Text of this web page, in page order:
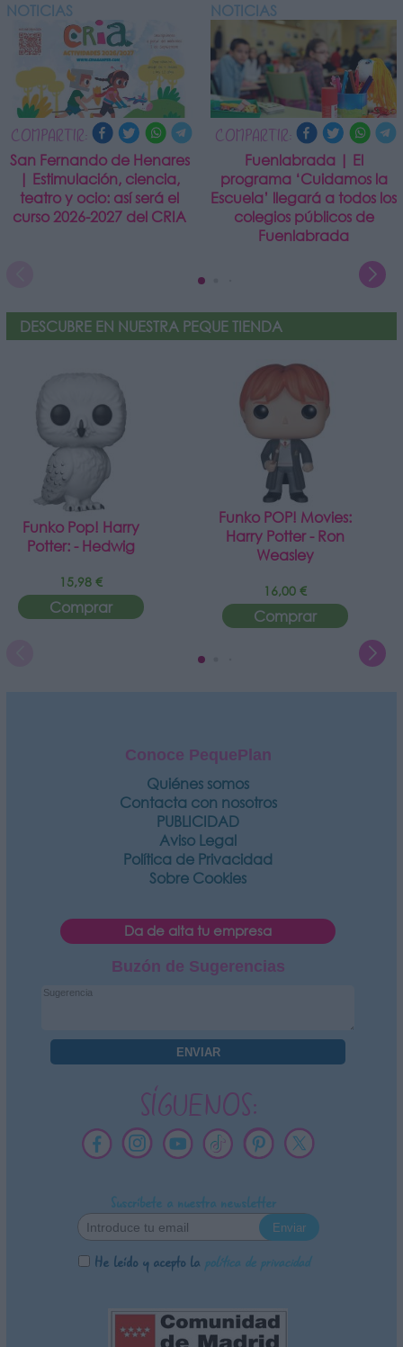
NOTICIAS
COMPARTIR:
San Fernando de Henares
| Estimulación, ciencia,
teatro y ocio: así será el
curso 2026-2027 del CRIA
NOTICIAS
COMPARTIR:
Fuenlabrada | El
programa ‘Cuidamos la
Escuela’ llegará a todos los
colegios públicos de
Fuenlabrada
DESCUBRE EN NUESTRA PEQUE TIENDA
Funko Pop! Harry
Potter: - Hedwig
15,98 €
Comprar
Funko POP! Movies:
Harry Potter - Ron
Weasley
16,00 €
Comprar
Conoce PequePlan
Quiénes somos
Contacta con nosotros
PUBLICIDAD
Aviso Legal
Política de Privacidad
Sobre Cookies
Da de alta tu empresa
Buzón de Sugerencias
SÍGUENOS:
Suscríbete a nuestra newsletter
He leído y acepto la política de privacidad